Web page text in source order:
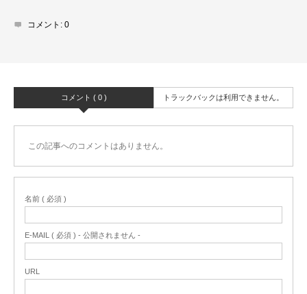
コメント: 0
コメント ( 0 ) トラックバックは利用できません。
この記事へのコメントはありません。
名前 ( 必須 )
E-MAIL ( 必須 ) - 公開されません -
URL